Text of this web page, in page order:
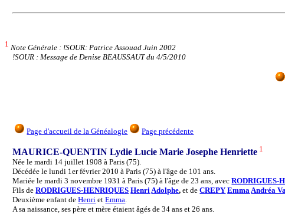
1 Note Générale : !SOUR: Patrice Assouad Juin 2002
!SOUR : Message de Denise BEAUSSAUT du 4/5/2010
Page d'accueil de la Généalogie Page précédente
MAURICE-QUENTIN Lydie Lucie Marie Josephe Henriette 1
Née le mardi 14 juillet 1908 à Paris (75).
Décédée le lundi 1er février 2010 à Paris (75) à l'âge de 101 ans.
Mariée le mardi 3 novembre 1931 à Paris (75) à l'âge de 23 ans, avecRODRIGUES-
Fils deRODRIGUES-HENRIQUES Henri Adolphe,et deCREPY Emma Andréa
Deuxième enfant deHenri etEmma
A sa naissance, ses père et mère étaient âgés de 34 ans et 26 ans.